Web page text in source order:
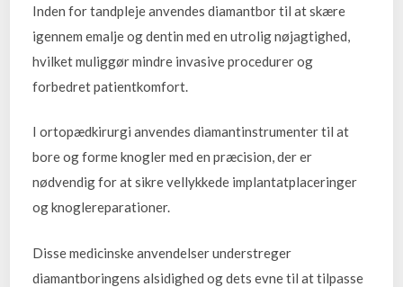
Inden for tandpleje anvendes diamantbor til at skære
igennem emalje og dentin med en utrolig nøjagtighed,
hvilket muliggør mindre invasive procedurer og
forbedret patientkomfort.
I ortopædkirurgi anvendes diamantinstrumenter til at
bore og forme knogler med en præcision, der er
nødvendig for at sikre vellykkede implantatplaceringer
og knoglereparationer.
Disse medicinske anvendelser understreger
diamantboringens alsidighed og dets evne til at tilpasse